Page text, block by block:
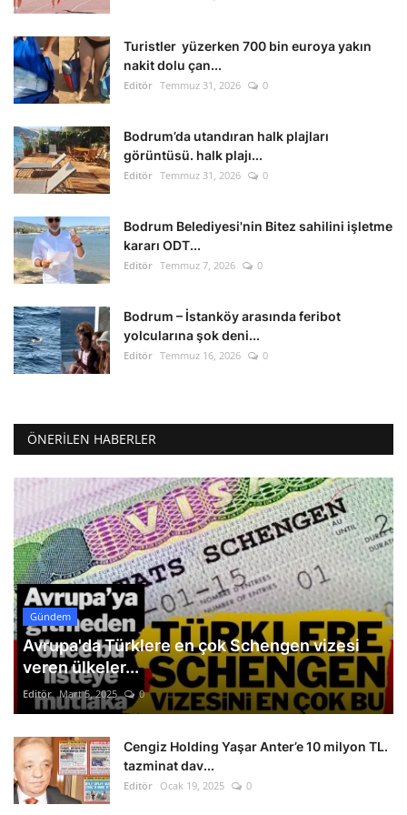
Kültür Sanat Tarih
Sağlık
Ekonomi
Gündem
Dünya
Turistler yüzerken 700 bin euroya yakın
nakit dolu çan...
Editör Temmuz 31, 2026 0
Bodrum’da utandıran halk plajları
görüntüsü. halk plajı...
Editör Temmuz 31, 2026 0
Bodrum Belediyesi'nin Bitez sahilini işletme
kararı ODT...
Editör Temmuz 7, 2026 0
Bodrum – İstanköy arasında feribot
yolcularına şok deni...
Editör Temmuz 16, 2026 0
ÖNERILEN HABERLER
Gündem
Avrupa'da Türklere en çok Schengen vizesi
veren ülkeler...
Editör Mart 5, 2025 0
Cengiz Holding Yaşar Anter’e 10 milyon TL.
tazminat dav...
Editör Ocak 19, 2025 0